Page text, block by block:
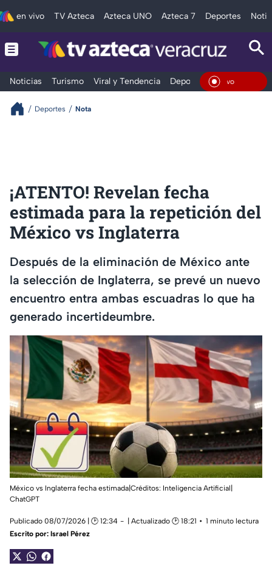
en vivo TV Azteca Azteca UNO Azteca 7 Deportes
Noticias Turismo Viral y Tendencia Deportes Espectáculos
En
Deportes Nota
¡ATENTO! Revelan fecha
estimada para la repetición del
México vs Inglaterra
Después de la eliminación de México ante
la selección de Inglaterra, se prevé un nuevo
encuentro entra ambas escuadras lo que ha
generado incertideumbre.
México vs Inglaterra fecha estimada|Créditos: Inteligencia Artificial|
ChatGPT
Publicado 08/07/2026 | 🕑 12:34 | Actualizado 🕑 18:21
1 minuto lectura
Escrito por: Israel Pérez